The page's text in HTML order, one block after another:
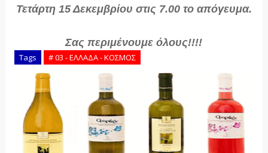
Τετάρτη 15 Δεκεμβρίου στις 7.00 το απόγευμα.
Σας περιμένουμε όλους!!!!
Tags # 03 - ΕΛΛΑΔΑ - ΚΟΣΜΟΣ